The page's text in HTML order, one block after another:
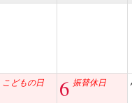
こどもの日 6 振替休日